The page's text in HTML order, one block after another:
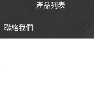
產品列表
聯絡我們